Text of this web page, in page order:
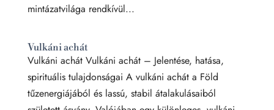
mintázatvilága rendkívül...
Vulkáni achát
Vulkáni achát Vulkáni achát – Jelentése, hatása,
spirituális tulajdonságai A vulkáni achát a Föld
tűzenergiájából és lassú, stabil átalakulásaiból